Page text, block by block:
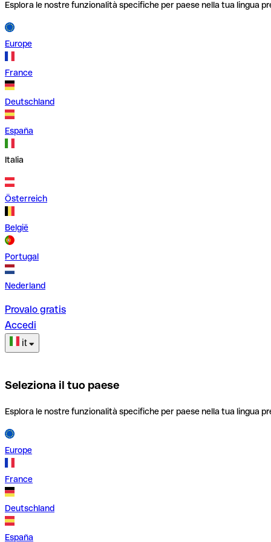
Esplora le nostre funzionalità specifiche per paese nella tua lingua
Europe
France
Deutschland
España
Italia
Österreich
België
Portugal
Nederland
Provalo gratis
Accedi
it
Seleziona il tuo paese
Esplora le nostre funzionalità specifiche per paese nella tua lingua
Europe
France
Deutschland
España